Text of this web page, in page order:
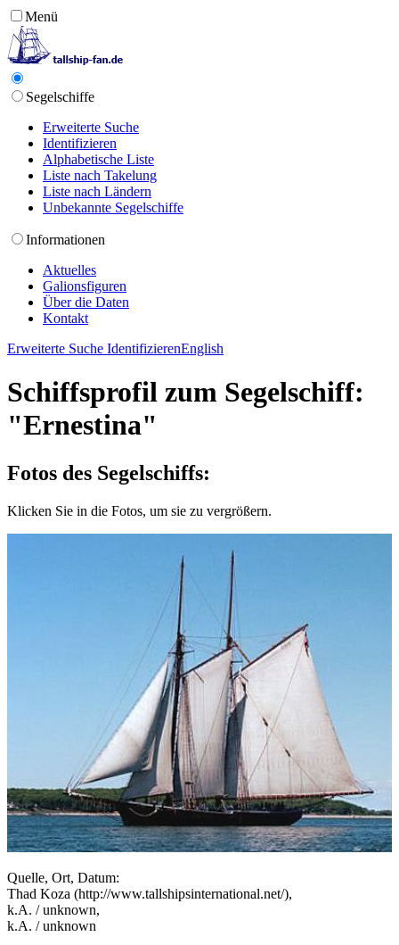
Menü
Segelschiffe
Erweiterte Suche
Identifizieren
Alphabetische Liste
Liste nach Takelung
Liste nach Ländern
Unbekannte Segelschiffe
Informationen
Aktuelles
Galionsfiguren
Über die Daten
Kontakt
Erweiterte Suche IdentifizierenEnglish
Schiffsprofil zum Segelschiff:
"Ernestina"
Fotos des Segelschiffs:
Klicken Sie in die Fotos, um sie zu vergrößern.
Quelle, Ort, Datum:
Thad Koza (http://www.tallshipsinternational.net/),
k.A. / unknown,
k.A. / unknown